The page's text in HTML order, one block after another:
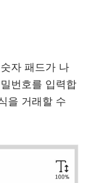
자 패드가 나
번호를 입력합
을 거래할 수